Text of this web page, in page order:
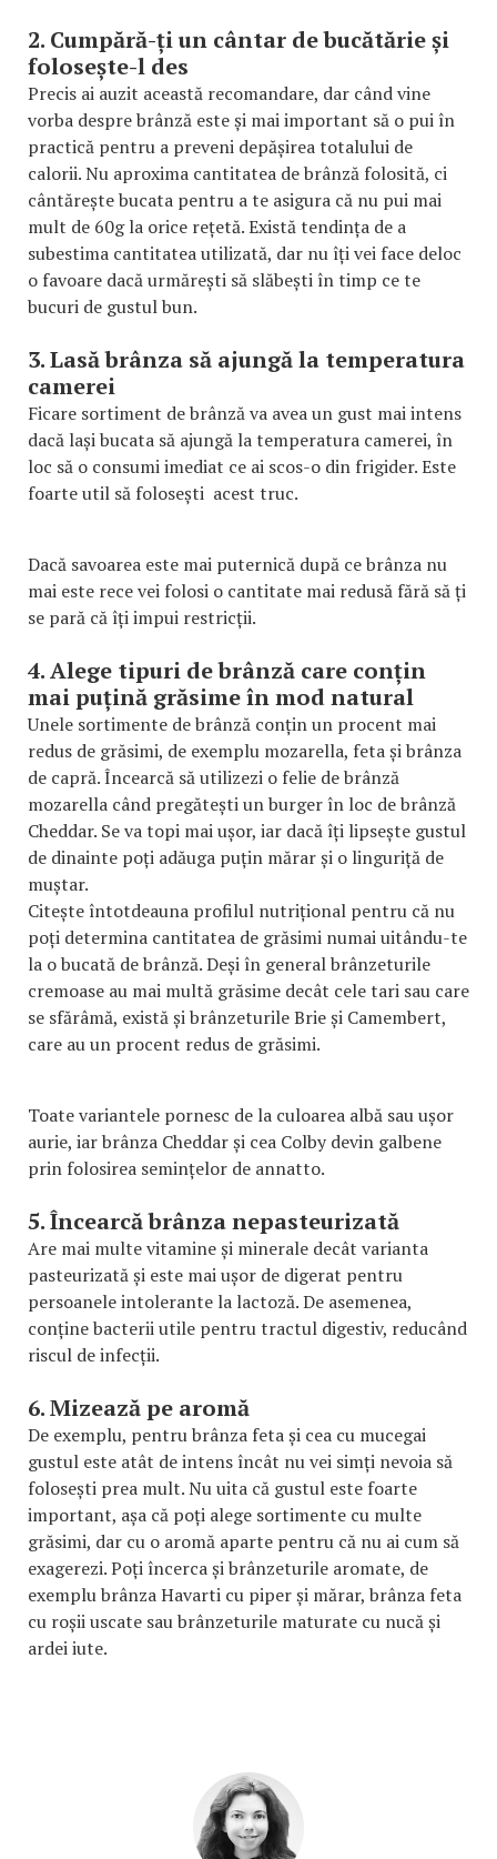
2. Cumpără-ți un cântar de bucătărie și
folosește-l des
Precis ai auzit această recomandare, dar când vine
vorba despre brânză este și mai important să o pui în
practică pentru a preveni depășirea totalului de
calorii. Nu aproxima cantitatea de brânză folosită, ci
cântărește bucata pentru a te asigura că nu pui mai
mult de 60g la orice rețetă. Există tendința de a
subestima cantitatea utilizată, dar nu îți vei face deloc
o favoare dacă urmărești să slăbești în timp ce te
bucuri de gustul bun.
3. Lasă brânza să ajungă la temperatura
camerei
Ficare sortiment de brânză va avea un gust mai intens
dacă lași bucata să ajungă la temperatura camerei, în
loc să o consumi imediat ce ai scos-o din frigider. Este
foarte util să folosești acest truc.
Dacă savoarea este mai puternică după ce brânza nu
mai este rece vei folosi o cantitate mai redusă fără să ți
se pară că îți impui restricții.
4. Alege tipuri de brânză care conțin
mai puțină grăsime în mod natural
Unele sortimente de brânză conțin un procent mai
redus de grăsimi, de exemplu mozarella, feta și brânza
de capră. Încearcă să utilizezi o felie de brânză
mozarella când pregătești un burger în loc de brânză
Cheddar. Se va topi mai ușor, iar dacă îți lipsește gustul
de dinainte poți adăuga puțin mărar și o linguriță de
muștar.
Citește întotdeauna profilul nutrițional pentru că nu
poți determina cantitatea de grăsimi numai uitându-te
la o bucată de brânză. Deși în general brânzeturile
cremoase au mai multă grăsime decât cele tari sau care
se sfărâmă, există și brânzeturile Brie și Camembert,
care au un procent redus de grăsimi.
Toate variantele pornesc de la culoarea albă sau ușor
aurie, iar brânza Cheddar și cea Colby devin galbene
prin folosirea semințelor de annatto.
5. Încearcă brânza nepasteurizată
Are mai multe vitamine și minerale decât varianta
pasteurizată și este mai ușor de digerat pentru
persoanele intolerante la lactoză. De asemenea,
conține bacterii utile pentru tractul digestiv, reducând
riscul de infecții.
6. Mizează pe aromă
De exemplu, pentru brânza feta și cea cu mucegai
gustul este atât de intens încât nu vei simți nevoia să
folosești prea mult. Nu uita că gustul este foarte
important, așa că poți alege sortimente cu multe
grăsimi, dar cu o aromă aparte pentru că nu ai cum să
exagerezi. Poți încerca și brânzeturile aromate, de
exemplu brânza Havarti cu piper și mărar, brânza feta
cu roșii uscate sau brânzeturile maturate cu nucă și
ardei iute.